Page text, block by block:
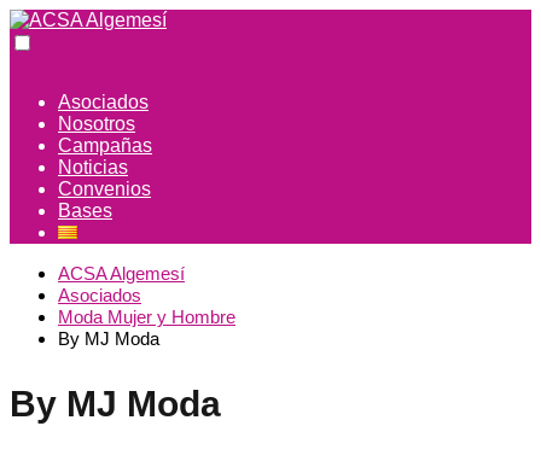
Asociados
Nosotros
Campañas
Noticias
Convenios
Bases
ACSA Algemesí
Asociados
Moda Mujer y Hombre
By MJ Moda
By MJ Moda